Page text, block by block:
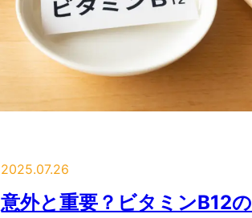
2025.07.26
意外と重要？ビタミンB12の